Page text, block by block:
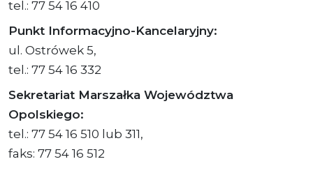
tel.: 77 54 16 410
Punkt Informacyjno-Kancelaryjny:
ul. Ostrówek 5,
tel.: 77 54 16 332
Sekretariat Marszałka Województwa
Opolskiego:
tel.: 77 54 16 510 lub 311,
faks: 77 54 16 512